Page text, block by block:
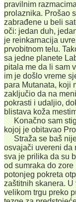
pravilnim
prolaznika. Prošao
zabrađene u beli
oči: jedan duh,
je reinkarnacija
prvobitnom telu.
sa jedne planete
pitala me da li sam
im je došlo vreme
para Mutanata, koji
zaključio da na
pokrasti i udaljio,
blistava koža
Konačno sam
kojoj je obitavao
Straža se baš nije
osvajači uvereni da
sva je prilika da su
od sumraka do
potonjeg pokreta
zaštitnih skanera.
velikom trgu preko